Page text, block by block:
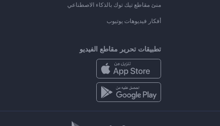
منئ مقاطع تيك توك بالذكاء الاصطناعي
أفكار فيديوهات يوتيوب
تطبيقات تحرير مقاطع الفيديو